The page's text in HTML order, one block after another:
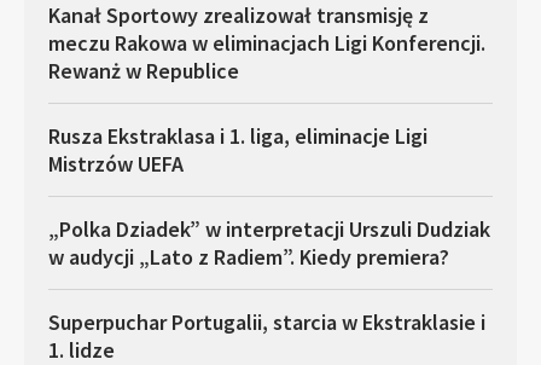
Kanał Sportowy zrealizował transmisję z
meczu Rakowa w eliminacjach Ligi Konferencji.
Rewanż w Republice
Rusza Ekstraklasa i 1. liga, eliminacje Ligi
Mistrzów UEFA
„Polka Dziadek” w interpretacji Urszuli Dudziak
w audycji „Lato z Radiem”. Kiedy premiera?
Superpuchar Portugalii, starcia w Ekstraklasie i
1. lidze